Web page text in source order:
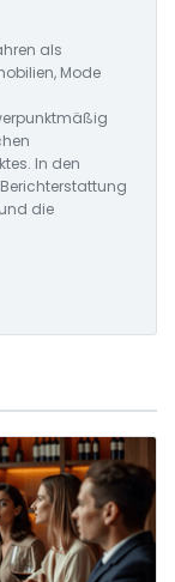
als
Mode
In den
die